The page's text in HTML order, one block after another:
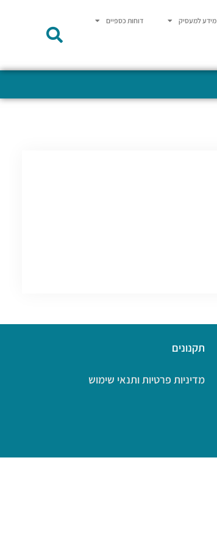
מידע למעסיק דוחות כספיים
תקנונים
מדיניות פרטיות ותנאי שימוש